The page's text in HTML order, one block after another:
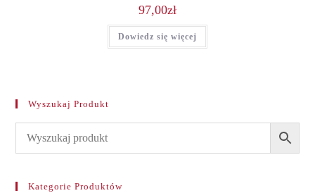
97,00zł
Dowiedz się więcej
Wyszukaj Produkt
Kategorie Produktów